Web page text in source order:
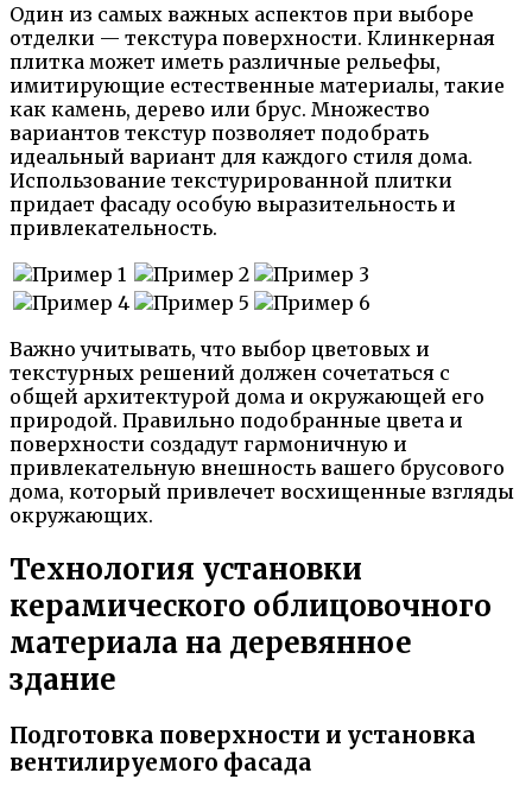
Один из самых важных аспектов при выборе
отделки — текстура поверхности. Клинкерная
плитка может иметь различные рельефы,
имитирующие естественные материалы, такие
как камень, дерево или брус. Множество
вариантов текстур позволяет подобрать
идеальный вариант для каждого стиля дома.
Использование текстурированной плитки
придает фасаду особую выразительность и
привлекательность.
Важно учитывать, что выбор цветовых и
текстурных решений должен сочетаться с
общей архитектурой дома и окружающей его
природой. Правильно подобранные цвета и
поверхности создадут гармоничную и
привлекательную внешность вашего брусового
дома, который привлечет восхищенные взгляды
окружающих.
Технология установки
керамического облицовочного
материала на деревянное
здание
Подготовка поверхности и установка
вентилируемого фасада